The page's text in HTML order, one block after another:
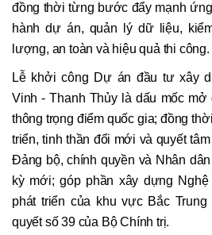
đồng thời từng bước đẩy mạnh
hành dự án, quản lý dữ liệu,
lượng, an toàn và hiệu quả thi công.
Lễ khởi công Dự án đầu tư xây
Vinh - Thanh Thủy là dấu mốc mở
thông trọng điểm quốc gia; đồng
triển, tinh thần đổi mới và quyết
Đảng bộ, chính quyền và Nhân
kỳ mới; góp phần xây dựng
phát triển của khu vực Bắc
quyết số 39 của Bộ Chính trị.